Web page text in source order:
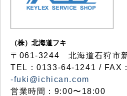
（株）北海道フキ
〒061-3244 北海道石狩市
TEL：0133-64-1241 / FAX
-fuki@ichican.com
営業時間：9:00〜18:00